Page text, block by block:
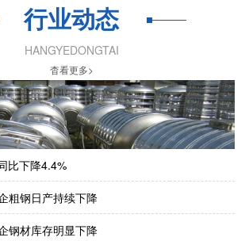
行业动态
HANGYEDONGTAI
杳看更多>
比下降4.4%
粗钢日产持续下降
钢材库存明显下降